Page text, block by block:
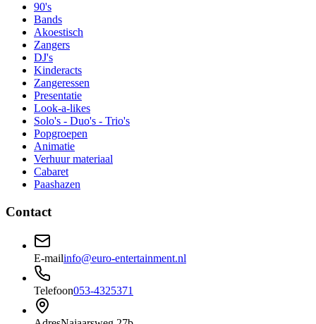
90's
Bands
Akoestisch
Zangers
DJ's
Kinderacts
Zangeressen
Presentatie
Look-a-likes
Solo's - Duo's - Trio's
Popgroepen
Animatie
Verhuur materiaal
Cabaret
Paashazen
Contact
E-mailinfo@euro-entertainment.nl
Telefoon053-4325371